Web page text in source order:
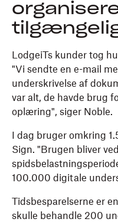
LodgeiTs kunder tog
"Vi sendte en e-mail
underskrivelse af
var alt, de havde brug
oplæring", siger Noble.
I dag bruger omkring
Sign. "Brugen bliver
100.000 digitale
Tidsbesparelserne er
skulle behandle 200